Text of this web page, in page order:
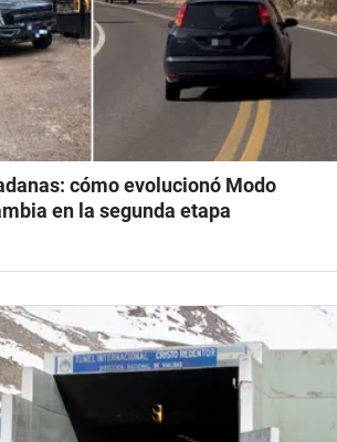
cómo evolucionó Modo
en la segunda etapa